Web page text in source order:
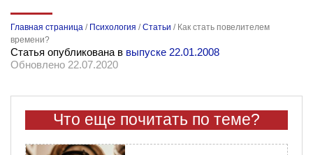
Главная страница / Психология /Статьи / Как стать повелителем
времени?
Статья опубликована в выпуске 22.01.2008
Обновлено 22.07.2020
Что еще почитать по теме?